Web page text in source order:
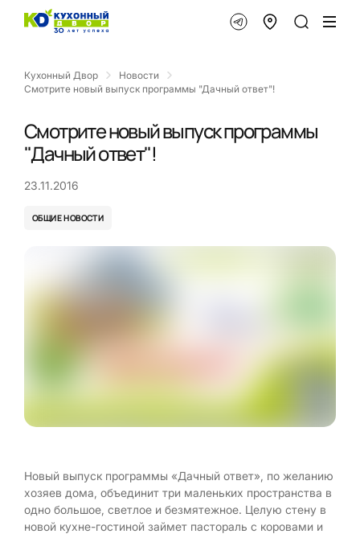
Кухонный Двор
Новости
Смотрите новый выпуск программы "Дачный ответ"!
Смотрите новый выпуск программы
"Дачный ответ"!
23.11.2016
ОБЩИЕ НОВОСТИ
Новый выпуск программы «Дачный ответ», по желанию
хозяев дома, объединит три маленьких пространства в
одно большое, светлое и безмятежное. Целую стену в
новой кухне-гостиной займет пастораль с коровами и